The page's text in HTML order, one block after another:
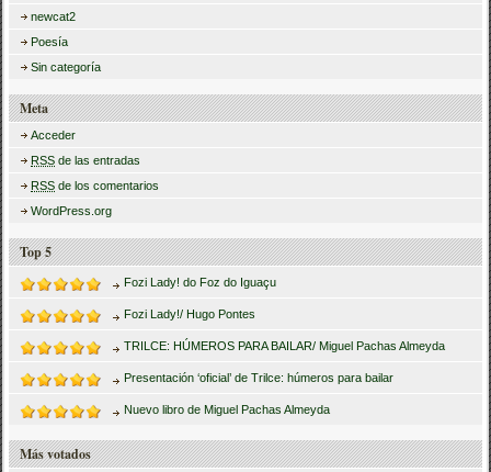
newcat2
Poesía
Sin categoría
Meta
Acceder
RSS de las entradas
RSS de los comentarios
WordPress.org
Top 5
Fozi Lady! do Foz do Iguaçu
Fozi Lady!/ Hugo Pontes
TRILCE: HÚMEROS PARA BAILAR/ Miguel Pachas Almeyda
Presentación ‘oficial’ de Trilce: húmeros para bailar
Nuevo libro de Miguel Pachas Almeyda
Más votados